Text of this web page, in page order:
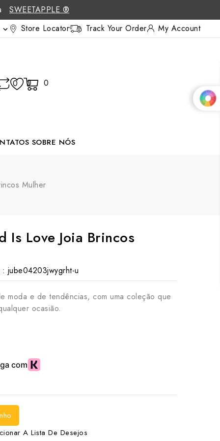
SWEETAPPLE ®
 Store Locator Track Your Order My Account
0 0 0
SOBRE NÓS
Mulher
Is Love Joia Brincos
jube04203jwygrht-u
moda e de tendências, com uma coleção que
ocasião.
A Lista De Desejos